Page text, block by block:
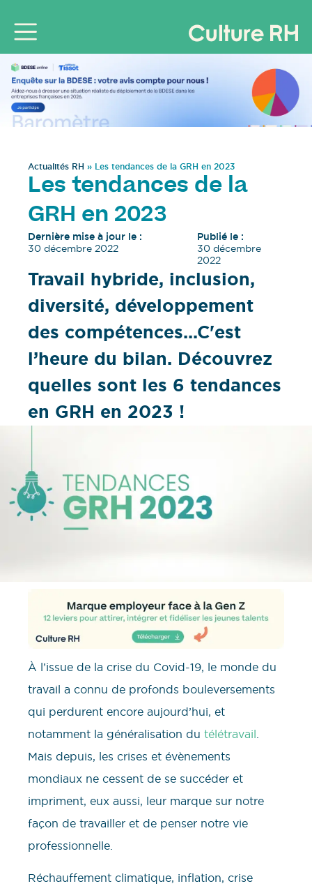
Actualités RH » Les tendances de la GRH en 2023
Les tendances de la
GRH en 2023
Dernière mise à jour le :
30 décembre 2022
Publié le :
30 décembre
2022
Travail hybride, inclusion,
diversité, développement
des compétences...C'est
l’heure du bilan. Découvrez
quelles sont les 6 tendances
en GRH en 2023 !
À l’issue de la crise du Covid-19, le monde du
travail a connu de profonds bouleversements
qui perdurent encore aujourd’hui, et
notamment la généralisation du télétravail
Mais depuis, les crises et évènements
mondiaux ne cessent de se succéder et
impriment, eux aussi, leur marque sur notre
façon de travailler et de penser notre vie
professionnelle.
Réchauffement climatique, inflation, crise